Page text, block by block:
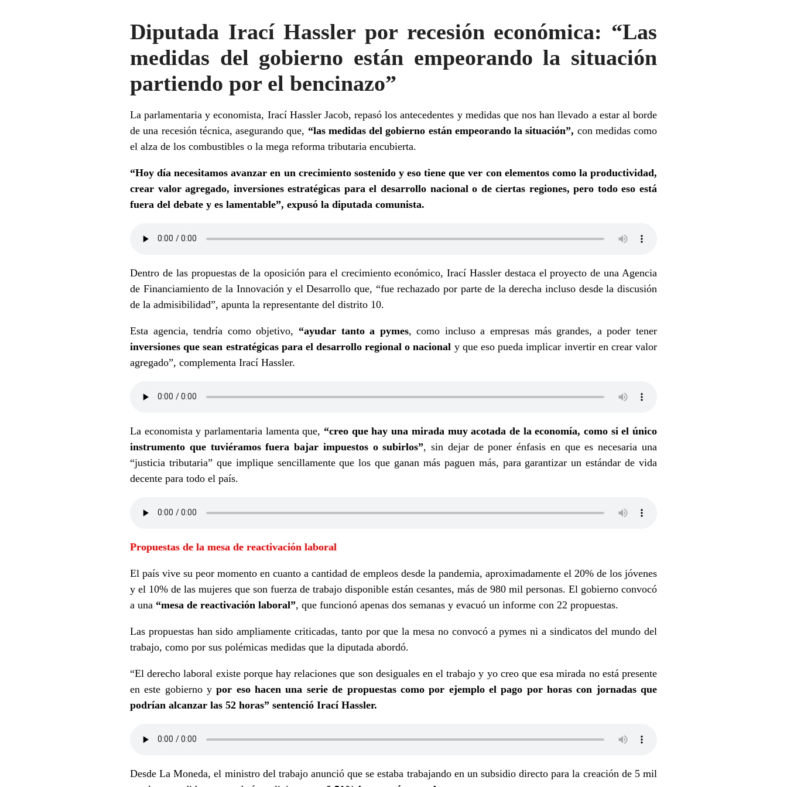
Diputada Irací Hassler por recesión económica: “Las
medidas del gobierno están empeorando la situación
partiendo por el bencinazo”
La parlamentaria y economista, Irací Hassler Jacob, repasó los antecedentes y medidas que nos han llevado a estar al borde
de una recesión técnica, asegurando que, “las medidas del gobierno están empeorando la situación”, con medidas como
el alza de los combustibles o la mega reforma tributaria encubierta.
“Hoy día necesitamos avanzar en un crecimiento sostenido y eso tiene que ver con elementos como la productividad,
crear valor agregado, inversiones estratégicas para el desarrollo nacional o de ciertas regiones, pero todo eso está
fuera del debate y es lamentable”, expusó la diputada comunista.
Dentro de las propuestas de la oposición para el crecimiento económico, Irací Hassler destaca el proyecto de una Agencia
de Financiamiento de la Innovación y el Desarrollo que, “fue rechazado por parte de la derecha incluso desde la discusión
de la admisibilidad”, apunta la representante del distrito 10.
Esta agencia, tendría como objetivo, “ayudar tanto a pymes, como incluso a empresas más grandes, a poder tener
inversiones que sean estratégicas para el desarrollo regional o nacional y que eso pueda implicar invertir en crear valor
agregado”, complementa Irací Hassler.
La economista y parlamentaria lamenta que, “creo que hay una mirada muy acotada de la economía, como si el único
instrumento que tuviéramos fuera bajar impuestos o subirlos”, sin dejar de poner énfasis en que es necesaria una
“justicia tributaria” que implique sencillamente que los que ganan más paguen más, para garantizar un estándar de vida
decente para todo el país.
Propuestas de la mesa de reactivación laboral
El país vive su peor momento en cuanto a cantidad de empleos desde la pandemia, aproximadamente el 20% de los jóvenes
y el 10% de las mujeres que son fuerza de trabajo disponible están cesantes, más de 980 mil personas. El gobierno convocó
a una “mesa de reactivación laboral”, que funcionó apenas dos semanas y evacuó un informe con 22 propuestas.
Las propuestas han sido ampliamente criticadas, tanto por que la mesa no convocó a pymes ni a sindicatos del mundo del
trabajo, como por sus polémicas medidas que la diputada abordó.
“El derecho laboral existe porque hay relaciones que son desiguales en el trabajo y yo creo que esa mirada no está presente
en este gobierno ypor eso hacen una serie de propuestas como por ejemplo el pago por horas con jornadas que
podrían alcanzar las 52 horas” sentenció Irací Hassler.
Desde La Moneda, el ministro del trabajo anunció que se estaba trabajando en un subsidio directo para la creación de 5 mil